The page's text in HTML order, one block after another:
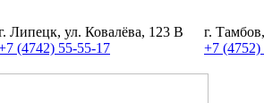
Липецк, ул. Ковалёва, 123 В
(4742) 55-55-17
г.
+7 (4752)